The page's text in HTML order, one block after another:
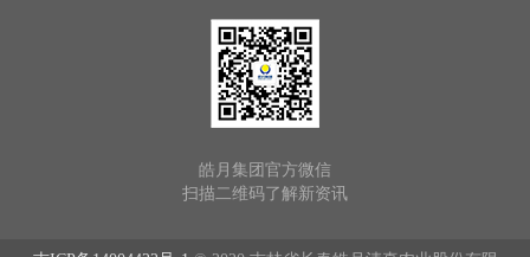
皓月集团官方微信
扫描二维码了解新资讯